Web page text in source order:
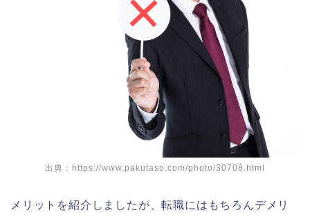
出典：https://www.pakutaso.com/photo/30708.html
メリットを紹介しましたが、転職にはもちろんデメリ